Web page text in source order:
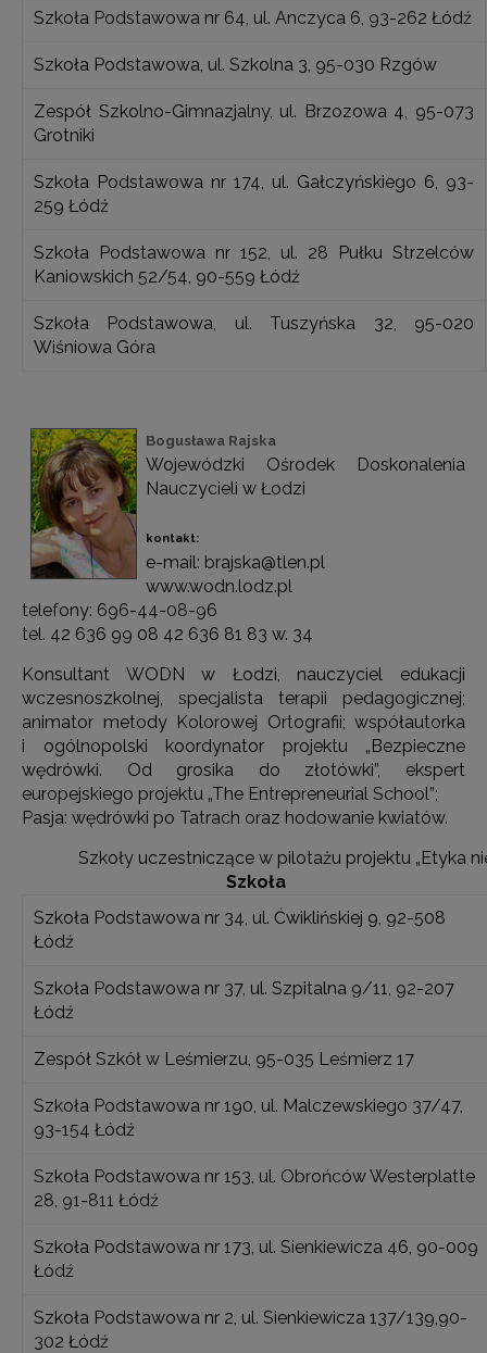
Szkoła Podstawowa nr 64, ul. Anczyca 6, 93-262 Łódź
Szkoła Podstawowa, ul. Szkolna 3, 95-030 Rzgów
Zespół Szkolno-Gimnazjalny, ul. Brzozowa 4, 95-073
Grotniki
Szkoła Podstawowa nr 174, ul. Gałczyńskiego 6, 93-
259 Łódź
Szkoła Podstawowa nr 152, ul. 28 Pułku Strzelców
Kaniowskich 52/54, 90-559 Łódź
Szkoła Podstawowa, ul. Tuszyńska 32, 95-020
Wiśniowa Góra
Bogusława Rajska
Wojewódzki Ośrodek Doskonalenia
Nauczycieli w Łodzi
kontakt:
e-mail: brajska@tlen.pl
www.wodn.lodz.pl
telefony: 696-44-08-96
tel. 42 636 99 08 42 636 81 83 w. 34
Konsultant WODN w Łodzi, nauczyciel edukacji
wczesnoszkolnej, specjalista terapii pedagogicznej;
animator metody Kolorowej Ortografii; współautorka
i ogólnopolski koordynator projektu „Bezpieczne
wędrówki. Od grosika do złotówki”, ekspert
europejskiego projektu „The Entrepreneurial School”;
Pasja: wędrówki po Tatrach oraz hodowanie kwiatów.
Szkoły uczestniczące w pilotażu projektu „Etyka
Szkoła
Szkoła Podstawowa nr 34, ul. Ćwiklińskiej 9, 92-508
Łódź
Szkoła Podstawowa nr 37, ul. Szpitalna 9/11, 92-207
Łódź
Zespół Szkół w Leśmierzu, 95-035 Leśmierz 17
Szkoła Podstawowa nr 190, ul. Malczewskiego 37/47,
93-154 Łódź
Szkoła Podstawowa nr 153, ul. Obrońców Westerplatte
28, 91-811 Łódź
Szkoła Podstawowa nr 173, ul. Sienkiewicza 46, 90-009
Łódź
Szkoła Podstawowa nr 2, ul. Sienkiewicza 137/139,90-
302 Łódź